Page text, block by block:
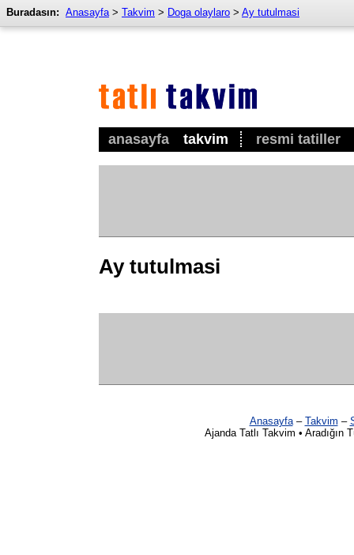
anasayfa takvim resmi tatiller
Buradasın: Anasayfa> Takvim > Doga olaylaro > Ay tutulmasi
Ay tutulmasi
Anasayfa– Takvim –
Ajanda Tatlı Takvim •